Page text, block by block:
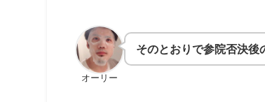
オーリー
そのとおりで参院否決後